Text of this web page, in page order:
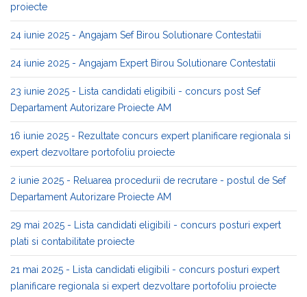
proiecte
24 iunie 2025 - Angajam Sef Birou Solutionare Contestatii
24 iunie 2025 - Angajam Expert Birou Solutionare Contestatii
23 iunie 2025 - Lista candidati eligibili - concurs post Sef
Departament Autorizare Proiecte AM
16 iunie 2025 - Rezultate concurs expert planificare regionala si
expert dezvoltare portofoliu proiecte
2 iunie 2025 - Reluarea procedurii de recrutare - postul de Sef
Departament Autorizare Proiecte AM
29 mai 2025 - Lista candidati eligibili - concurs posturi expert
plati si contabilitate proiecte
21 mai 2025 - Lista candidati eligibili - concurs posturi expert
planificare regionala si expert dezvoltare portofoliu proiecte